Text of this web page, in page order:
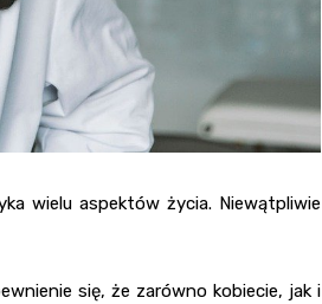
wielu aspektów życia. Niewątpliwie
się, że zarówno kobiecie, jak i